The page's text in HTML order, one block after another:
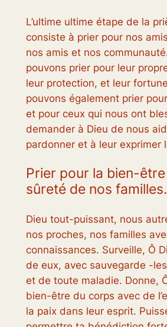
L’ultime ultime étape de la
consiste à prier pour nos
nos amis et nos
pouvons prier pour leur
leur protection, et leur
pouvons également prier
et pour ceux qui nous ont
demander à Dieu de nous
pardonner et à leur exprimer
Prier pour la bien-
sûreté de nos familles.
Dieu tout-puissant, nous
nos proches, nos familles
connaissances. Surveille, Ô
de eux, avec sauvegarde -
et de toute maladie. Donne,
bien-être du corps avec de
la paix dans leur esprit.